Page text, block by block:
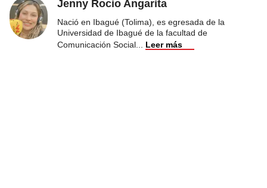
Jenny Rocio Angarita
Nació en Ibagué (Tolima), es egresada de la
Universidad de Ibagué de la facultad de
Comunicación Social
Leer más